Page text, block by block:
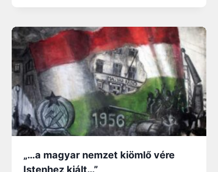
„…a magyar nemzet kiömlő vére
Istenhez kiált…”